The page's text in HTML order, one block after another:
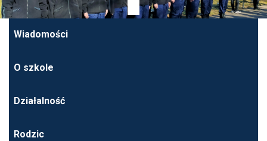
Wiadomości
O szkole
Działalność
Rodzic